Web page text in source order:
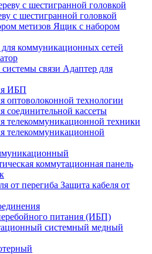
с шестигранной головкой
Ящик с набором
коммуникационных сетей
Адаптер для
ИБП
оптоволоконной технологии
соединительной кассеты
телекоммуникационной техники
телекоммуникационной
коммутационная панель
Защита кабеля от
питания (ИБП)
системный медный